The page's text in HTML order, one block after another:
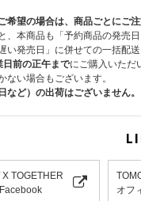
望の場合は、商品ごとにご注
本商品も「予約商品の発売
発売日」に併せての一括配送
日前の正午までにご購入いただ
い場合もございます。
など）の出荷はございません。
TOGETHER
オフ